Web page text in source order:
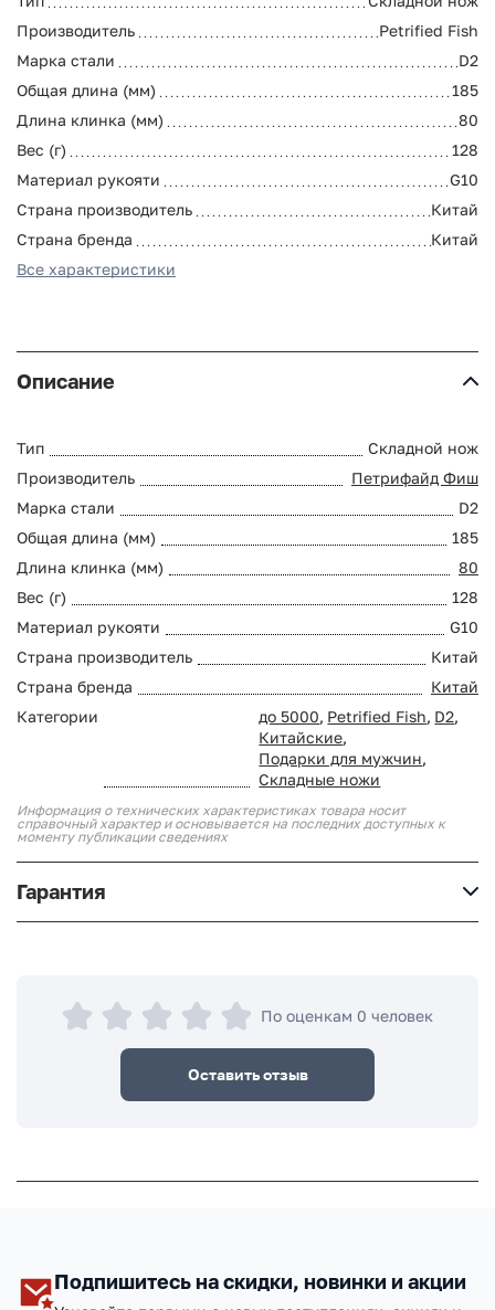
Производитель
Petrified Fish
Марка стали
D2
Общая длина (мм)
185
Длина клинка (мм)
80
Вес (г)
128
Материал рукояти
G10
Страна производитель
Китай
Страна бренда
Китай
Все характеристики
Описание
Тип
Складной нож
Производитель
Петрифайд Фиш
Марка стали
D2
Общая длина (мм)
185
Длина клинка (мм)
80
Вес (г)
128
Материал рукояти
G10
Страна производитель
Китай
Страна бренда
Китай
Категории
до 5000, Petrified Fish, D2,
Китайские,
Подарки для мужчин,
Складные ножи
Информация о технических характеристиках товара носит
справочный характер и основывается на последних доступных к
моменту публикации сведениях
Гарантия
По оценкам 0 человек
Оставить отзыв
Подпишитесь на скидки, новинки и акции